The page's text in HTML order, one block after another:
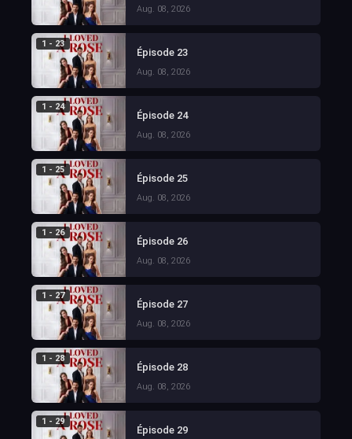
Aug. 08, 2026
1 - 23
Épisode 23
Aug. 08, 2026
1 - 24
Épisode 24
Aug. 08, 2026
1 - 25
Épisode 25
Aug. 08, 2026
1 - 26
Épisode 26
Aug. 08, 2026
1 - 27
Épisode 27
Aug. 08, 2026
1 - 28
Épisode 28
Aug. 08, 2026
1 - 29
Épisode 29